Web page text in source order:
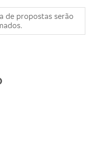
de propostas serão